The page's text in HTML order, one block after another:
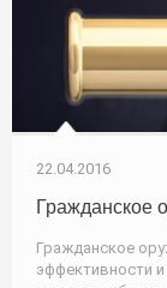
22.04.2016
Гражданское
Гражданское
эффективности